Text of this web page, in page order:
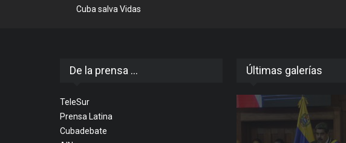
Cuba salva Vidas
De la prensa ...
TeleSur
Prensa Latina
Cubadebate
Últimas galerías